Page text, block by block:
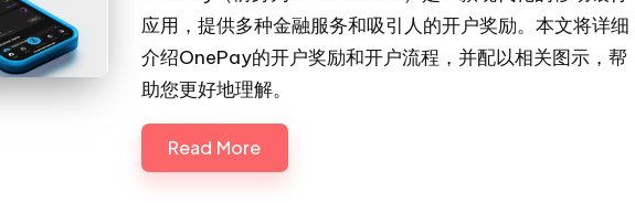
应用，提供多种金融服务和吸引人的开户奖励。本文将详细
介绍OnePay的开户奖励和开户流程，并配以相关图示，帮
助您更好地理解。
Read More